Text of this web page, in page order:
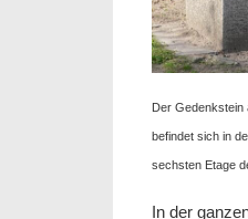
Der Gedenkstein
befindet sich in
sechsten Etage
In der